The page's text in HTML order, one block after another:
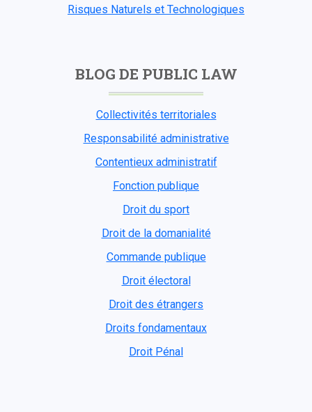
Risques Naturels et Technologiques
BLOG DE PUBLIC LAW
Collectivités territoriales
Responsabilité administrative
Contentieux administratif
Fonction publique
Droit du sport
Droit de la domanialité
Commande publique
Droit électoral
Droit des étrangers
Droits fondamentaux
Droit Pénal